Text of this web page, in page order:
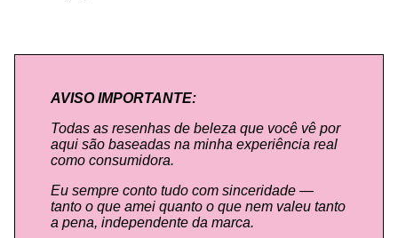
AVISO IMPORTANTE:
Todas as resenhas de beleza que você vê por
aqui são baseadas na minha experiência real
como consumidora.
Eu sempre conto tudo com sinceridade —
tanto o que amei quanto o que nem valeu tanto
a pena, independente da marca.